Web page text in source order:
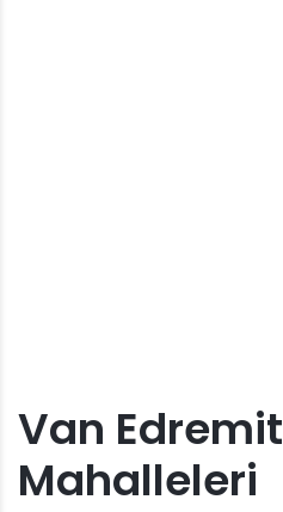
Van Edremit
Mahalleleri